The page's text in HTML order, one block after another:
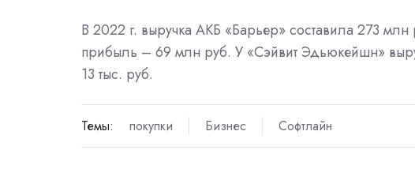
В 2022 г. выручка АКБ «Барьер» составила 273
прибыль – 69 млн руб. У «Сэйвит Эдьюкейшн»
13 тыс. руб.
Темы: покупки Бизнес Софтлайн